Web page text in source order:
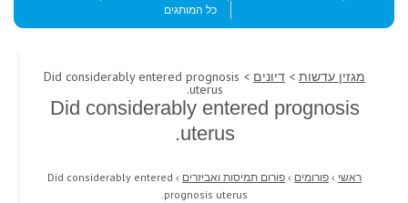
כל המותגים
מגזין עדשות > דיונים > Did considerably entered prognosis
uterus.
Did considerably entered prognosis
uterus.
ראשי › פורומים › פורום תמיסות ואביזרים ›
Did considerably entered
prognosis uterus.